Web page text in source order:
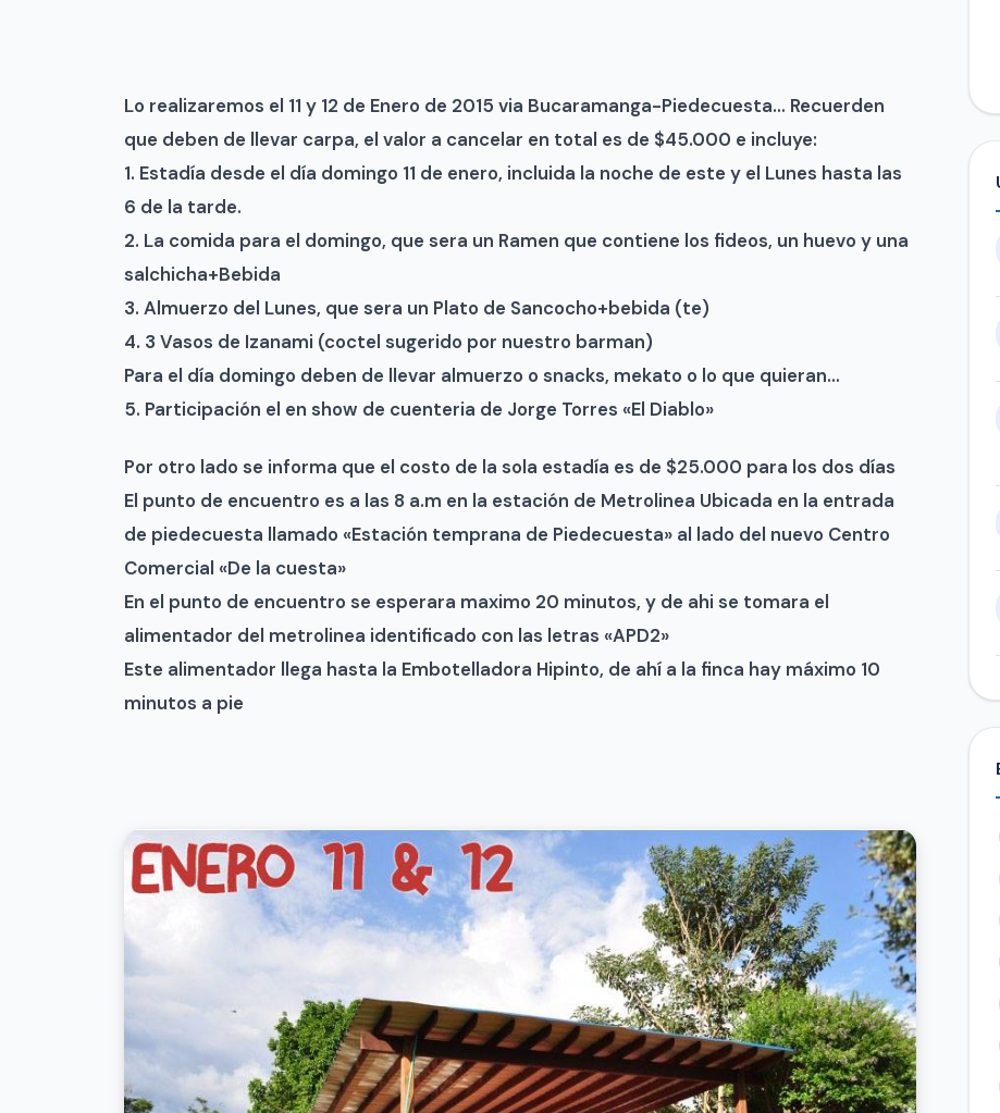
Lo realizaremos el 11 y 12 de Enero de 2015 via Bucaramanga-Piedecuesta… Recuerden
que deben de llevar carpa, el valor a cancelar en total es de $45.000 e incluye:
1. Estadía desde el día domingo 11 de enero, incluida la noche de este y el Lunes hasta las
6 de la tarde.
2. La comida para el domingo, que sera un Ramen que contiene los fideos, un huevo y una
salchicha+Bebida
3. Almuerzo del Lunes, que sera un Plato de Sancocho+bebida (te)
4. 3 Vasos de Izanami (coctel sugerido por nuestro barman)
Para el día domingo deben de llevar almuerzo o snacks, mekato o lo que quieran…
5. Participación el en show de cuenteria de Jorge Torres «El Diablo»
Por otro lado se informa que el costo de la sola estadía es de $25.000 para los dos días
El punto de encuentro es a las 8 a.m en la estación de Metrolinea Ubicada en la entrada
de piedecuesta llamado «Estación temprana de Piedecuesta» al lado del nuevo Centro
Comercial «De la cuesta»
En el punto de encuentro se esperara maximo 20 minutos, y de ahi se tomara el
alimentador del metrolinea identificado con las letras «APD2»
Este alimentador llega hasta la Embotelladora Hipinto, de ahí a la finca hay máximo 10
minutos a pie